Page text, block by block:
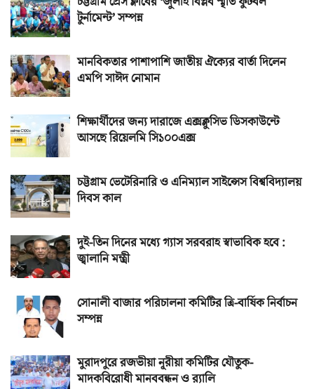
টুর্নামেন্ট’ সম্পন্ন
মানবিকতার পাশাপাশি জাতীয় ঐক্যের বার্তা দিলেন
এমপি সাঈদ নোমান
শিক্ষার্থীদের জন্য দারাজে এক্সক্লুসিভ ডিসকাউন্টে
আসছে রিয়েলমি সি১০০এক্স
চট্টগ্রাম ভেটেরিনারি ও এনিম্যাল সাইন্সেস বিশ্ববিদ্যালয়
দিবস কাল
দুই-তিন দিনের মধ্যে গ্যাস সরবরাহ স্বাভাবিক হবে :
জ্বালানি মন্ত্রী
সোনালী বাজার পরিচালনা কমিটির ত্রি-বার্ষিক নির্বাচন
সম্পন্ন
মুরাদপুরে রজভীয়া নূরীয়া কমিটির যৌতুক-
মাদকবিরোধী মানববন্ধন ও র‌্যালি